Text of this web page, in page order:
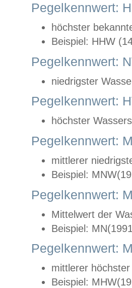
Pegelkennwert:
höchster
Beispiel: HHW
Pegelkennwert:
niedrigster
Pegelkennwert:
höchster
Pegelkennwert:
mittlerer
Beispiel:
Pegelkennwert:
Mittelwert der
Beispiel:
Pegelkennwert:
mittlerer
Beispiel: